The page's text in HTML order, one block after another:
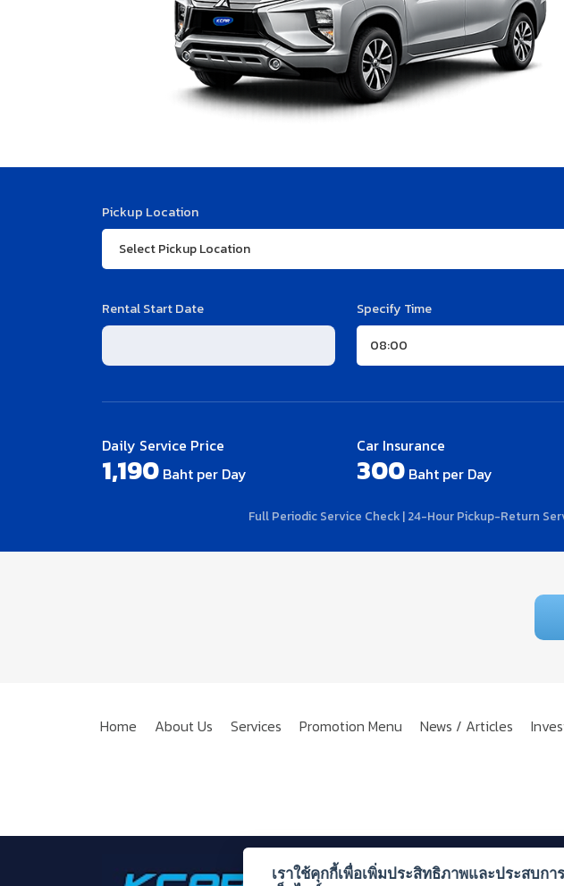
Pickup Location
Rental Start Date Specify Time
Daily Service Price
1,190 Baht per Day
Car Insurance
300 Baht per Day
Full Periodic Service Check | 24-Hour Pickup-Return
Home About Us Services Promotion Menu News / Articles
Krungthai Carrent & Lease Plc.
เราใช้คุกกี้เพื่อเพิ่มประสิทธิภาพและประสบก